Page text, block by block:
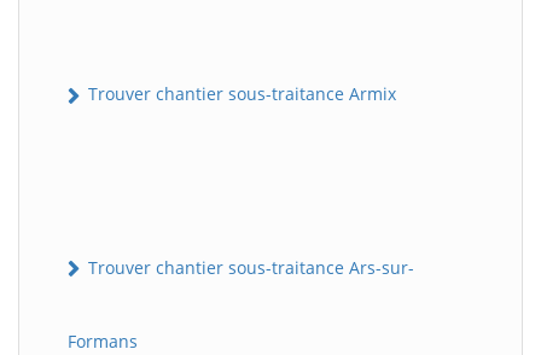
Trouver chantier sous-traitance Armix
Trouver chantier sous-traitance Ars-sur-
Formans